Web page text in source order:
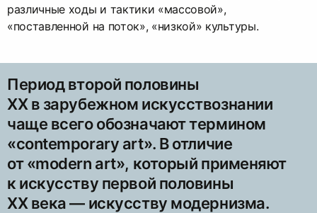
различные ходы и тактики «массовой»,
«поставленной на поток», «низкой» культуры.
Период второй половины
ХХ в зарубежном искусствознании
чаще всего обозначают термином
«contemporary art». В отличие
от «modern art», который применяют
к искусству первой половины
ХХ века — искусству модернизма.